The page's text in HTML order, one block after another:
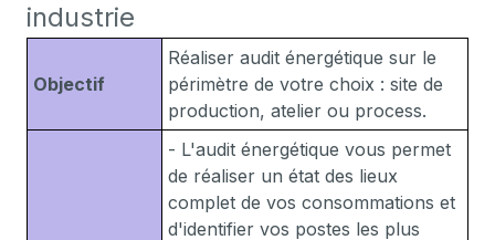
industrie
Objectif
Réaliser audit énergétique sur le
périmètre de votre choix : site de
production, atelier ou process.
- L'audit énergétique vous permet
de réaliser un état des lieux
complet de vos consommations et
d'identifier vos postes les plus